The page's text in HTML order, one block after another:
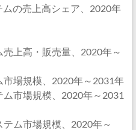
の売上高シェア、2020年
上高・販売量、2020年～
場規模、2020年～2031年
市場規模、2020年～2031
ム市場規模、2020年～